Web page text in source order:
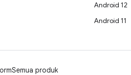
Android 12
Android 11
Semua produk